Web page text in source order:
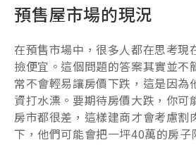
預售屋市場的現況
在預售市場中，很多人都在思考現
撿便宜。這個問題的答案其實並不
常不會輕易讓房價下跌，這是因為
資打水漂。要期待房價大跌，你可
房市都很差，這樣建商才會考慮割
下，他們可能會把一坪40萬的房子